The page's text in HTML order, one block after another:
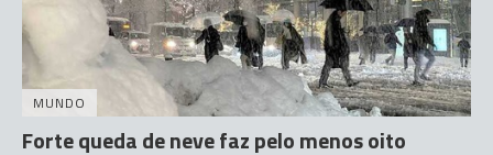
MUNDO
Forte queda de neve faz pelo menos oito